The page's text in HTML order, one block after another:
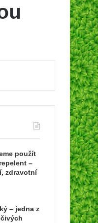
použít
–
zdravotní
– jedna z